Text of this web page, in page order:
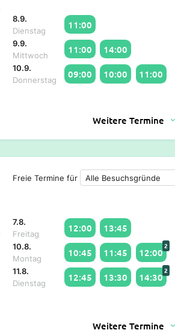
8.9.
Dienstag
11:00
9.9.
Mittwoch
11:00 14:00
10.9.
Donnerstag
09:00 10:00 11:00
Weitere Termine
Freie Termine für
7.8.
Freitag
12:00 13:45
10.8.
Montag
10:45 11:45 12:00
2
11.8.
Dienstag
12:45 13:30 14:30
2
Weitere Termine